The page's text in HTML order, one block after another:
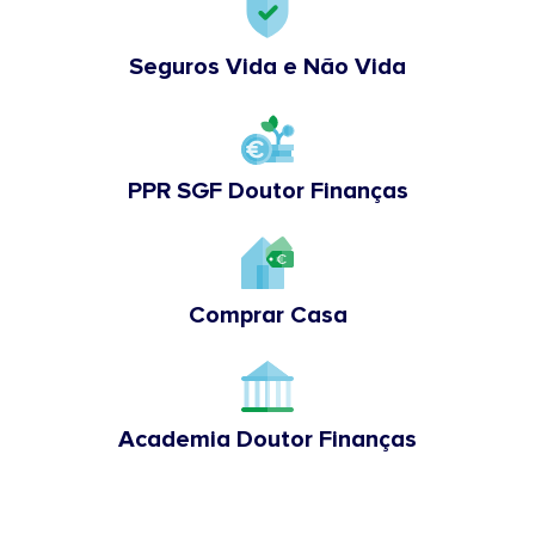
Seguros Vida e Não Vida
PPR SGF Doutor Finanças
Comprar Casa
Academia Doutor Finanças